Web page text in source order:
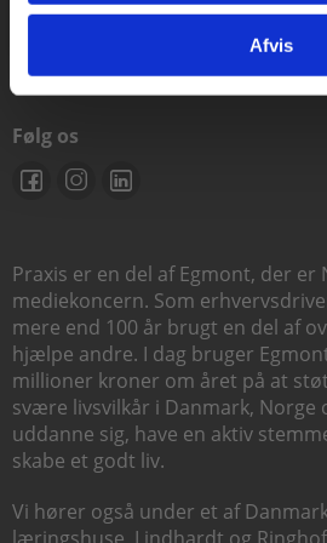
Afvis
Følg os
Praxis er en del af Egmont, der
mediekoncern. Som
mere end 100 år brugt en del af
hjælpe andre. I dag bruger
millioner kroner om året på at
svære livsvilkår i Danmark, Norge
uddanne sig, have en aktiv
skabe et godt liv.
Vi hører også under et af